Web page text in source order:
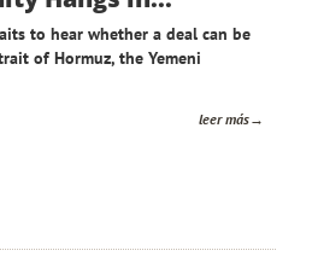
to hear whether a deal can be
of Hormuz, the Yemeni
leer más